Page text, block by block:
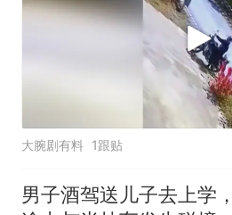
大腕剧有料 1跟贴
男子酒驾送儿子去上学，